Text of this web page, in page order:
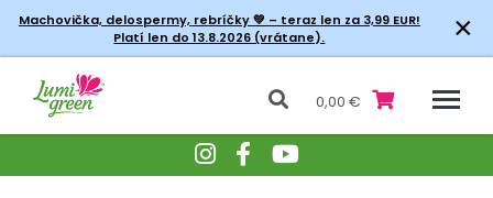
Machovička, delospermy, rebríčky💚 – teraz len za 3,99 EUR!
Platí len do 13.8.2026 (vrátane).
×
0,00 €